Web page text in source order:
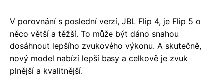
V porovnání s poslední verzí, JBL Flip 4, je Flip 5 o
něco větší a těžší. To může být dáno snahou
dosáhnout lepšího zvukového výkonu. A skutečně,
nový model nabízí lepší basy a celkově je zvuk
plnější a kvalitnější.